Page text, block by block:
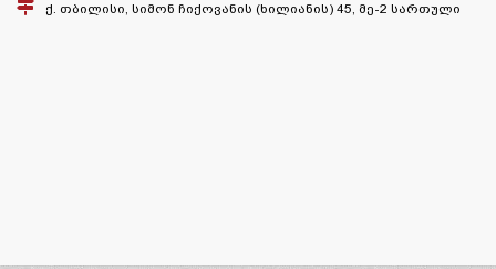
ქ. თბილისი, სიმონ ჩიქოვანის (ხილიანის) 45, მე-2 სართული